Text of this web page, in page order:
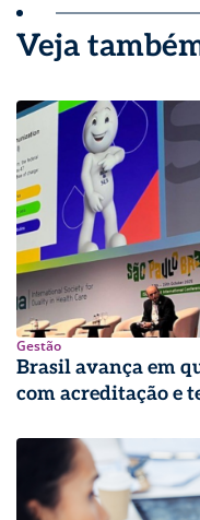
Veja
Gestão
Brasil avança em
com acreditação e